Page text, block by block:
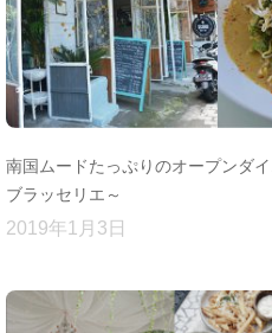
南国ムードたっぷりのオープンダ
ブラッセリエ～
2019年1月3日